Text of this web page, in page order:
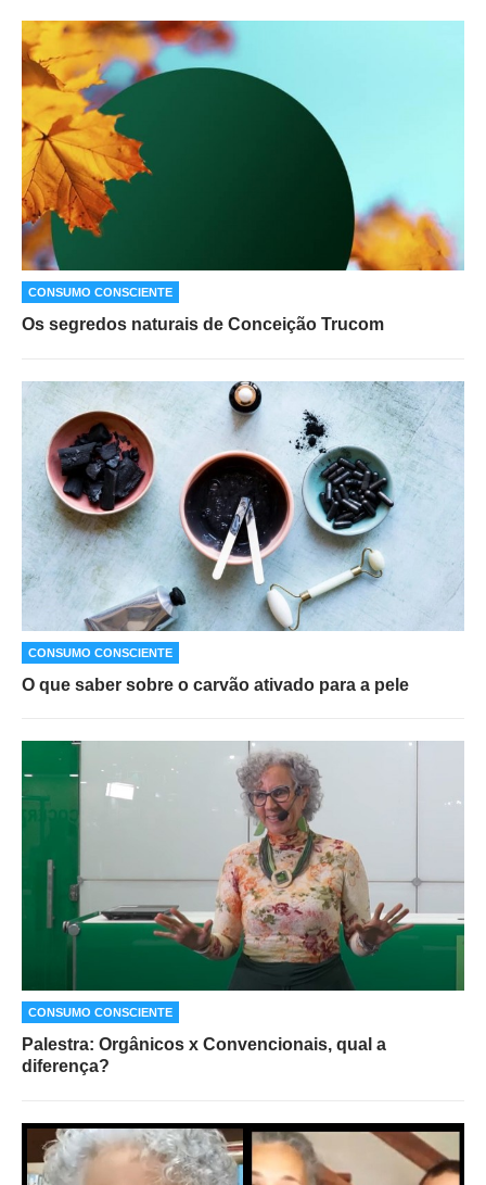
CONSUMO CONSCIENTE
Os segredos naturais de Conceição Trucom
CONSUMO CONSCIENTE
O que saber sobre o carvão ativado para a pele
CONSUMO CONSCIENTE
Palestra: Orgânicos x Convencionais, qual a
diferença?